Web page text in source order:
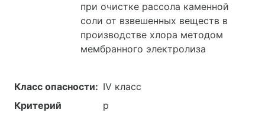
при очистке рассола каменной
соли от взвешенных веществ в
производстве хлора методом
мембранного электролиза
Класс опасности: IV класс
Критерий
р